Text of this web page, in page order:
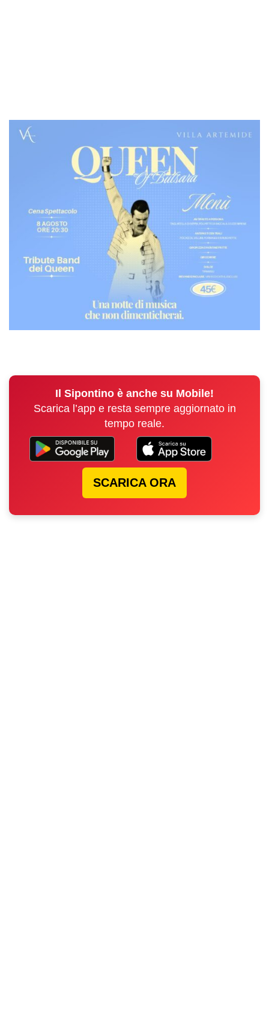
Il Sipontino è anche su Mobile!
Scarica l’app e resta sempre aggiornato in
tempo reale.
SCARICA ORA